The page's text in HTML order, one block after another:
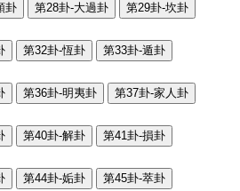
卦 第28卦-大過卦 第29卦-坎卦
第32卦-恆卦 第33卦-遁卦
第36卦-明夷卦 第37卦-家人卦
第40卦-解卦 第41卦-損卦
第44卦-姤卦 第45卦-萃卦